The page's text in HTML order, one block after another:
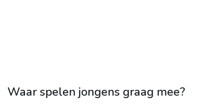
Waar spelen jongens graag mee?